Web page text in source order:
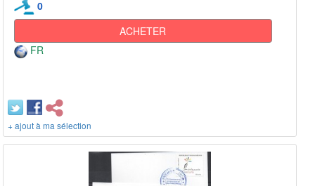
0
ACHETER
FR
+ ajout à ma sélection